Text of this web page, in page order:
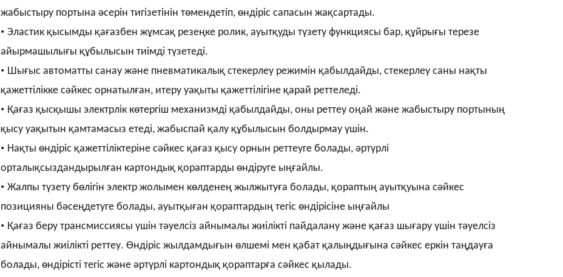
жабыстыру портына әсерін тигізетінін төмендетіп, өндіріс сапасын жақсартады.
• Эластик қысымды қағазбен жұмсақ резеңке ролик, ауытқуды түзету функциясы бар, құйрығы терезе
айырмашылығы құбылысын тиімді түзетеді.
• Шығыс автоматты санау және пневматикалық стекерлеу режимін қабылдайды, стекерлеу саны нақты
қажеттілікке сәйкес орнатылған, итеру уақыты қажеттілігіне қарай реттеледі.
• Қағаз қысқышы электрлік көтергіш механизмді қабылдайды, оны реттеу оңай және жабыстыру портының
қысу уақытын қамтамасыз етеді, жабыспай қалу құбылысын болдырмау үшін.
• Нақты өндіріс қажеттіліктеріне сәйкес қағаз қысу орнын реттеуге болады, әртүрлі
орталықсыздандырылған картондық қораптарды өндіруге ыңғайлы.
• Жалпы түзету бөлігін электр жолымен көлденең жылжытуға болады, қораптың ауытқуына сәйкес
позицияны бәсеңдетуге болады, ауытқыған қораптардың тегіс өндірісіне ыңғайлы
• Қағаз беру трансмиссиясы үшін тәуелсіз айнымалы жиілікті пайдалану және қағаз шығару үшін тәуелсіз
айнымалы жиілікті реттеу. Өндіріс жылдамдығын өлшемі мен қабат қалыңдығына сәйкес еркін таңдауға
болады, өндірісті тегіс және әртүрлі картондық қораптарға сәйкес қылады.